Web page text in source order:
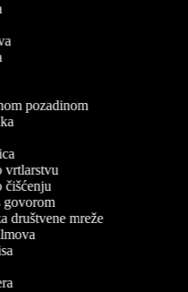
pozadinom
vrtlarstvu
čišćenju
govorom
društvene mreže